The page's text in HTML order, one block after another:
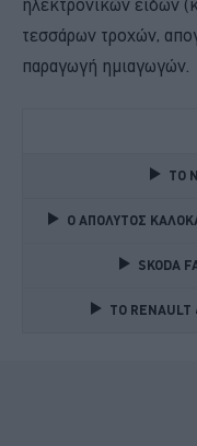
τεσσάρων τροχών,
παραγωγή ημιαγωγών.
TO
Ο ΑΠΟΛΥΤΟΣ
SKODA
TO